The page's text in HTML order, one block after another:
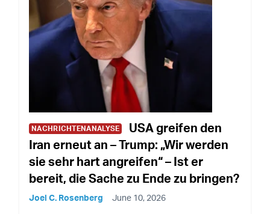
NACHRICHTENANALYSE
USA greifen den
Iran erneut an – Trump: „Wir werden
sie sehr hart angreifen“ – Ist er
bereit, die Sache zu Ende zu bringen?
Joel C. Rosenberg June 10, 2026